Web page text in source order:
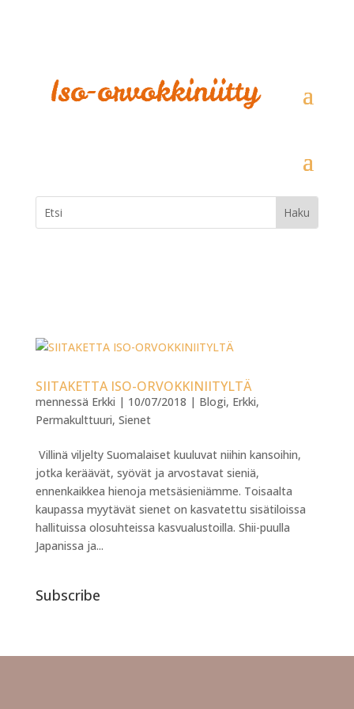
SIITAKETTA ISO-ORVOKKINIITYLTÄ
mennessä Erkki | 10/07/2018 | Blogi, Erkki,
Permakulttuuri, Sienet
Villinä viljelty Suomalaiset kuuluvat niihin kansoihin,
jotka keräävät, syövät ja arvostavat sieniä,
ennenkaikkea hienoja metsäsieniämme. Toisaalta
kaupassa myytävät sienet on kasvatettu sisätiloissa
hallituissa olosuhteissa kasvualustoilla. Shii-puulla
Japanissa ja...
Subscribe